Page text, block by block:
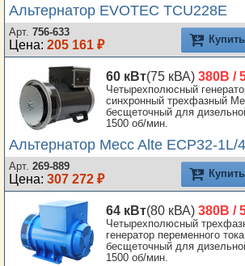
Альтернатор EVOTEC TCU228E
Арт. 756-633
Цена: 205 161 ₽ Купить
60 кВт(75 кВА) 380В /
Четырехполюсный
синхронный трехфазный
бесщеточный для
1500 об/мин.
Альтернатор Mecc Alte ECP32-1L/
Арт. 269-889
Цена: 307 272 ₽ Купить
64 кВт(80 кВА) 380В /
Четырехполюсный
генератор переменного
бесщеточный для
1500 об/мин.